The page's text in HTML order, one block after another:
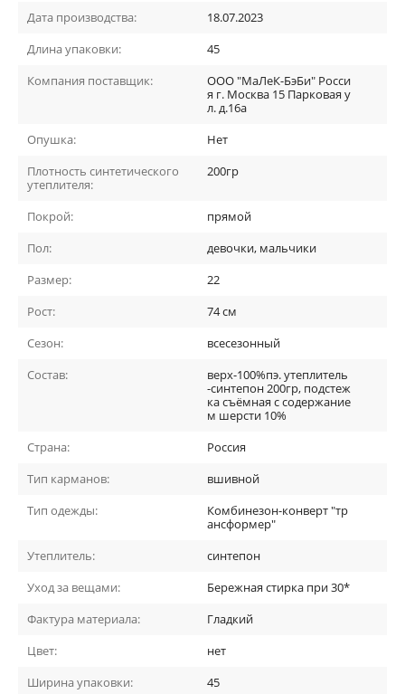
Дата производства:
18.07.2023
Длина упаковки:
45
Компания поставщик:
ООО "МаЛеК-БэБи" Росси
я г. Москва 15 Парковая у
л. д.16а
Опушка:
Нет
Плотность синтетического
утеплителя:
200гр
Покрой:
прямой
Пол:
девочки, мальчики
Размер:
22
Рост:
74 см
Сезон:
всесезонный
Состав:
верх-100%пэ. утеплитель
-синтепон 200гр, подстеж
ка съёмная с содержание
м шерсти 10%
Страна:
Россия
Тип карманов:
вшивной
Тип одежды:
Комбинезон-конверт "тр
ансформер"
Утеплитель:
синтепон
Уход за вещами:
Бережная стирка при 30*
Фактура материала:
Гладкий
Цвет:
нет
Ширина упаковки:
45